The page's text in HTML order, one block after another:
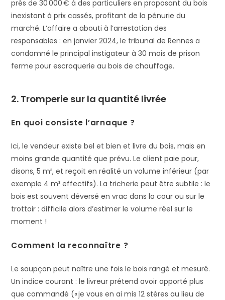
près de 30 000 € à des particuliers en proposant du bois
inexistant à prix cassés, profitant de la pénurie du
marché​. L’affaire a abouti à l’arrestation des
responsables : en janvier 2024, le tribunal de Rennes a
condamné le principal instigateur à 30 mois de prison
ferme pour escroquerie au bois de chauffage​.
2. Tromperie sur la quantité livrée
En quoi consiste l’arnaque ?
Ici, le vendeur existe bel et bien et livre du bois, mais en
moins grande quantité que prévu. Le client paie pour,
disons, 5 m³, et reçoit en réalité un volume inférieur (par
exemple 4 m³ effectifs). La tricherie peut être subtile : le
bois est souvent déversé en vrac dans la cour ou sur le
trottoir : difficile alors d’estimer le volume réel sur le
moment​ !
Comment la reconnaître ?
Le soupçon peut naître une fois le bois rangé et mesuré.
Un indice courant : le livreur prétend avoir apporté plus
que commandé (« je vous en ai mis 12 stères au lieu de